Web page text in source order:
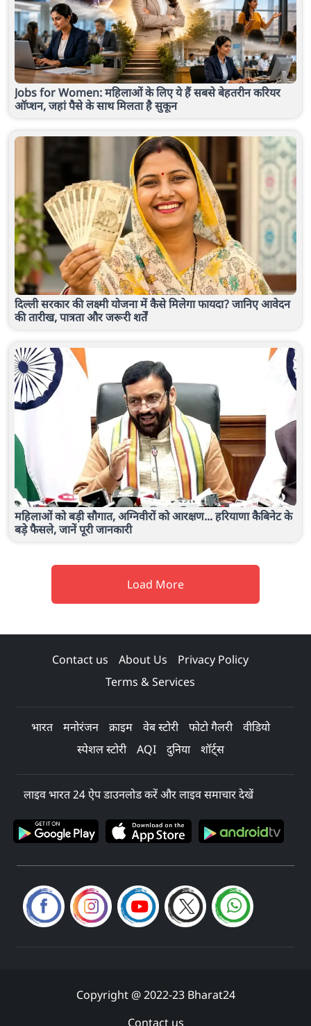
Jobs for Women: महिलाओं के लिए ये हैं सबसे बेहतरीन करियर
ऑप्शन, जहां पैसे के साथ मिलता है सुकून
दिल्ली सरकार की लक्ष्मी योजना में कैसे मिलेगा फायदा? जानिए आवेदन
की तारीख, पात्रता और जरूरी शर्तें
महिलाओं को बड़ी सौगात, अग्निवीरों को आरक्षण... हरियाणा कैबिनेट के
बड़े फैसले, जानें पूरी जानकारी
Load More
Contact us About Us
Privacy Policy
Terms & Services
भारत मनोरंजन क्राइम वेब स्टोरी फोटो गैलरी
वीडियो
स्पेशल स्टोरी
AQI दुनिया शॉर्ट्स
लाइव भारत 24 ऐप डाउनलोड करें और लाइव समाचार देखें
Copyright @ 2022-23 Bharat24
Contact us